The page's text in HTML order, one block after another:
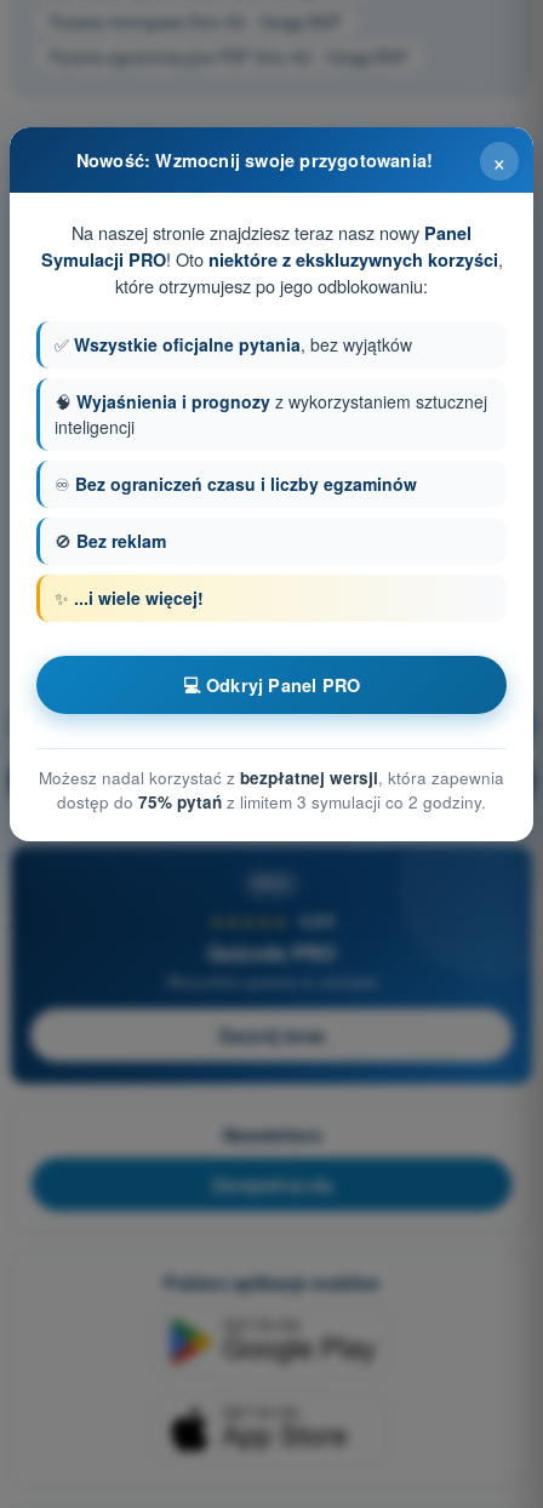
Pytania treningowe Dron A2 - Osiągi BSP
Pytania egzaminacyjne PDF Dron A2 - Osiągi BSP
Osiągi BSP Trening!
🔒 PRO Wyjaśnienie pytania
4,6/5
Quizvds PRO
Zacznij teraz
Newslettera
Zarejestruj się
Pobierz aplikacje mobilne
×
Nowość: Wzmocnij swoje przygotowania!
Na naszej stronie znajdziesz teraz nasz nowy Panel
Symulacji PRO! Oto niektóre z ekskluzywnych korzyści,
które otrzymujesz po jego odblokowaniu:
✅ Wszystkie oficjalne pytania, bez wyjątków
🧠 Wyjaśnienia i prognozy z wykorzystaniem sztucznej
inteligencji
♾️ Bez ograniczeń czasu i liczby egzaminów
🚫 Bez reklam
✨ ...i wiele więcej!
💻 Odkryj Panel PRO
Możesz nadal korzystać z bezpłatnej wersji, która zapewnia
dostęp do 75% pytań z limitem 3 symulacji co 2 godziny.